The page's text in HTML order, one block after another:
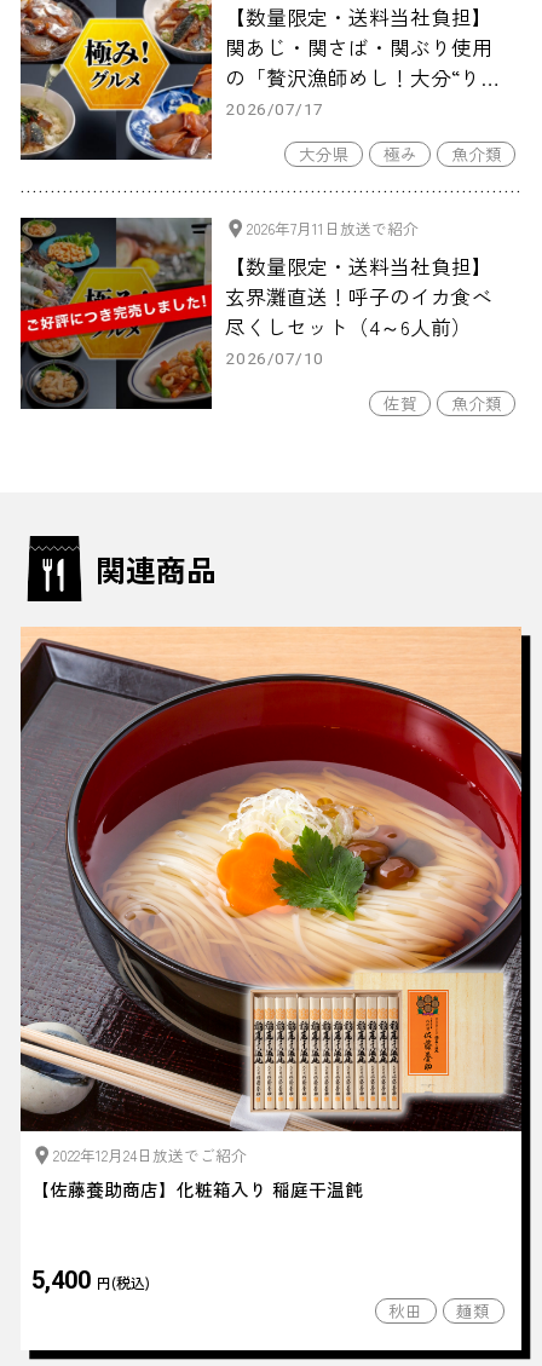
【数量限定・送料当社負担】
関あじ・関さば・関ぶり使用
の「贅沢漁師めし！大分“りゅ
うきゅう”３種セット（3人
2026/07/17
大分県 極み 魚介類
2026年7月11日放送で紹介
【数量限定・送料当社負担】
玄界灘直送！呼子のイカ食べ
尽くしセット（4～6人前）
2026/07/10
佐賀 魚介類
関連商品
2022年12月24日放送でご紹介
【佐藤養助商店】化粧箱入り 稲庭干温飩
5,400 円(税込)
秋田 麺類